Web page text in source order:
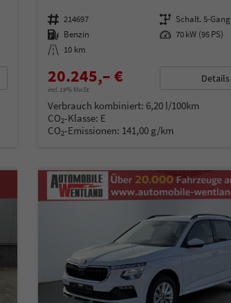
Fahrzeugnummer 214697 Getriebe Schalt. 5-Gang
Kraftstoff Benzin Leistung 70 kW (95 PS)
Kilometerstand 10 km
20.245,– €
incl. 19% MwSt.
Details
Verbrauch kombiniert: 6,20 l/100km
CO2-Klasse: E
CO2-Emissionen: 141,00 g/km